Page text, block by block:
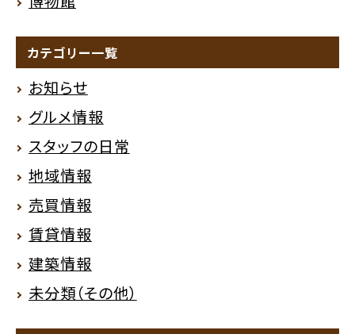
カテゴリー一覧
お知らせ
グルメ情報
スタッフの日常
地域情報
売買情報
賃貸情報
建築情報
未分類（その他）